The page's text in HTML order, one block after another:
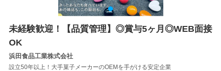
未経験歓迎！【品質管理】◎賞与5ヶ月◎WEB面接
OK
浜田食品工業株式会社
設立50年以上！大手菓子メーカーのOEMを手がける安定企業